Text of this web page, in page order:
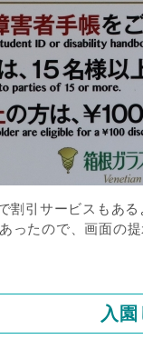
引サービスもある
ったので、画面の
入園